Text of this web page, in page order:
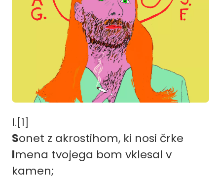
I.[1]
Sonet z akrostihom, ki nosi črke
Imena tvojega bom vklesal v
kamen;